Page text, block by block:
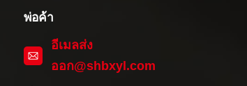
พ่อค้า
อีเมลส่ง
ออก@shbxyl.com